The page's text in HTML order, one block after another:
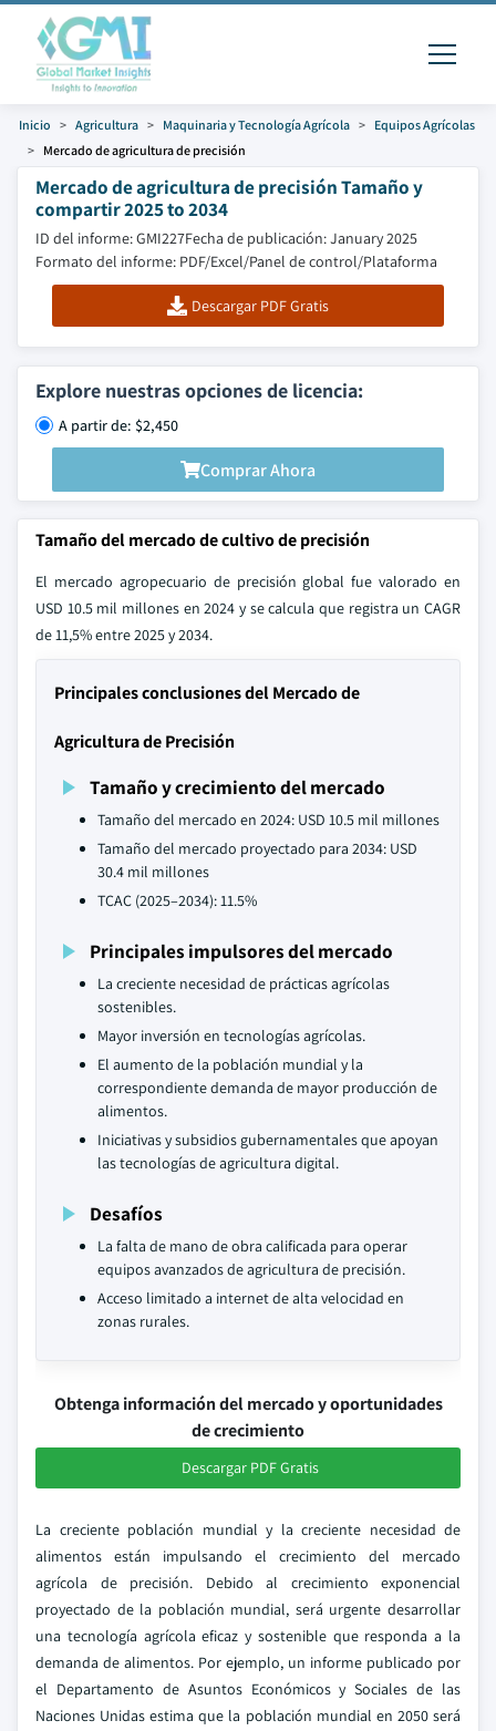
Inicio Agricultura Maquinaria y Tecnología Agrícola
Equipos Agrícolas
Mercado de agricultura de precisión
Mercado de agricultura de precisión Tamaño y
compartir 2025 to 2034
ID del informe: GMI227Fecha de publicación: January 2025
Formato del informe: PDF/Excel/Panel de control/Plataforma
Descargar PDF Gratis
Explore nuestras opciones de licencia:
A partir de: $2,450
Comprar Ahora
Tamaño del mercado de cultivo de precisión
El mercado agropecuario de precisión global fue valorado en
USD 10.5 mil millones en 2024 y se calcula que registra un CAGR
de 11,5% entre 2025 y 2034.
Principales conclusiones del Mercado de
Agricultura de Precisión
Tamaño y crecimiento del mercado
Tamaño del mercado en 2024: USD 10.5 mil millones
Tamaño del mercado proyectado para 2034: USD
30.4 mil millones
TCAC (2025–2034): 11.5%
Principales impulsores del mercado
La creciente necesidad de prácticas agrícolas
sostenibles.
Mayor inversión en tecnologías agrícolas.
El aumento de la población mundial y la
correspondiente demanda de mayor producción de
alimentos.
Iniciativas y subsidios gubernamentales que apoyan
las tecnologías de agricultura digital.
Desafíos
La falta de mano de obra calificada para operar
equipos avanzados de agricultura de precisión.
Acceso limitado a internet de alta velocidad en
zonas rurales.
Obtenga información del mercado y oportunidades
de crecimiento
Descargar PDF Gratis
La creciente población mundial y la creciente necesidad de
alimentos están impulsando el crecimiento del mercado
agrícola de precisión. Debido al crecimiento exponencial
proyectado de la población mundial, será urgente desarrollar
una tecnología agrícola eficaz y sostenible que responda a la
demanda de alimentos. Por ejemplo, un informe publicado por
el Departamento de Asuntos Económicos y Sociales de las
Naciones Unidas estima que la población mundial en 2050 será